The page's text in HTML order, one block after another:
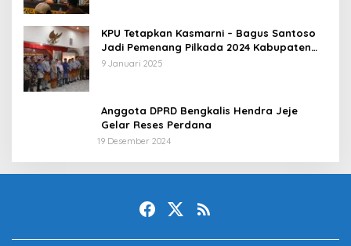
KPU Tetapkan Kasmarni – Bagus Santoso
Jadi Pemenang Pilkada 2024 Kabupaten
Bengkalis
9 Januari 2025
Anggota DPRD Bengkalis Hendra Jeje
Gelar Reses Perdana
19 Desember 2024